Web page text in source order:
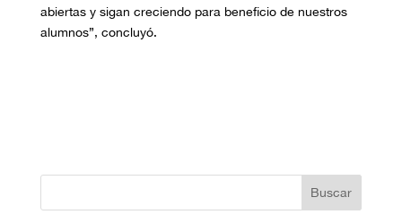
abiertas y sigan creciendo para beneficio de nuestros
alumnos”, concluyó.
Buscar